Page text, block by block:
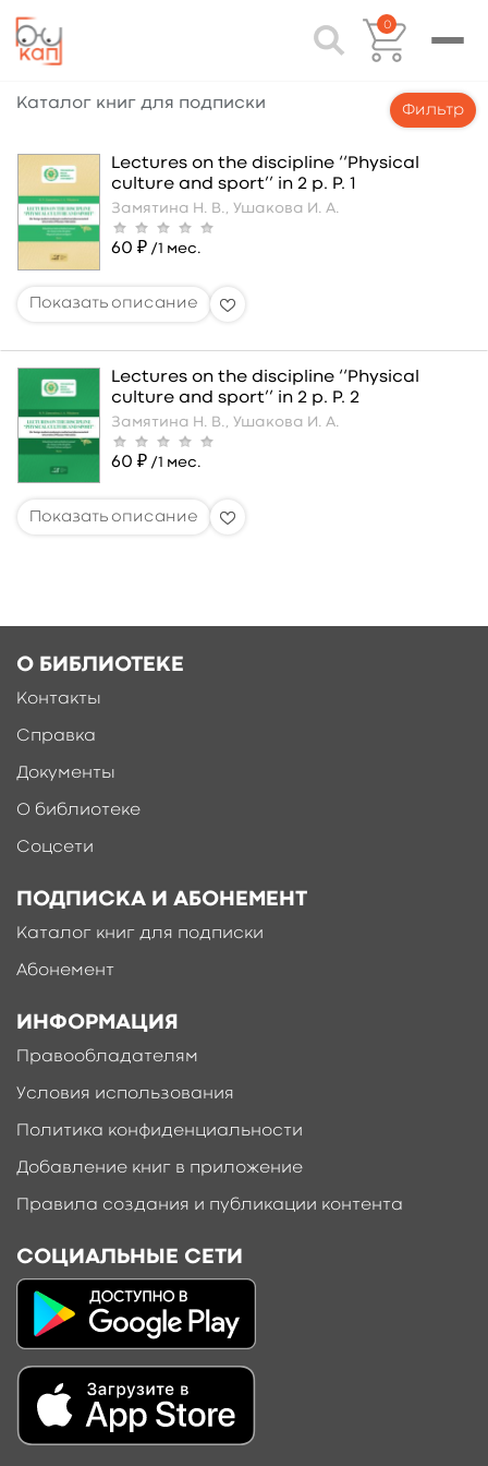
0
Каталог книг для подписки Фильтр
Lectures on the discipline ‘‘Physical
culture and sport’’ in 2 p. P. 1
Замятина Н. В., Ушакова И. А.
60 ₽ /1 мес.
Lectures on the discipline ‘‘Physical
culture and sport’’ in 2 p. P. 2
Замятина Н. В., Ушакова И. А.
60 ₽ /1 мес.
О БИБЛИОТЕКЕ
Контакты
Справка
Документы
О библиотеке
Соцсети
ПОДПИСКА И АБОНЕМЕНТ
Каталог книг для подписки
Абонемент
ИНФОРМАЦИЯ
Правообладателям
Условия использования
Политика конфиденциальности
Добавление книг в приложение
Правила создания и публикации контента
СОЦИАЛЬНЫЕ СЕТИ